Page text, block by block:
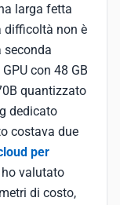
larga fetta
difficoltà non è
seconda
con 48 GB
quantizzato
dedicato
costava due
per
ho valutato
di costo,